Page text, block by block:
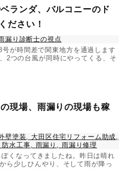
ランダ、バルコニーのド
ださい！
漏り診断士の視点
が時間差で関東地方を通過します
2つの台風が同時にやってくる、そ
現場、雨漏りの現場も稼
壁塗装 大田区住宅リフォーム助成
防水工事 雨漏り
雨漏り修理
くなってきましたね。昨日は晴れ
ら少しひんやり、そして雨が降っ